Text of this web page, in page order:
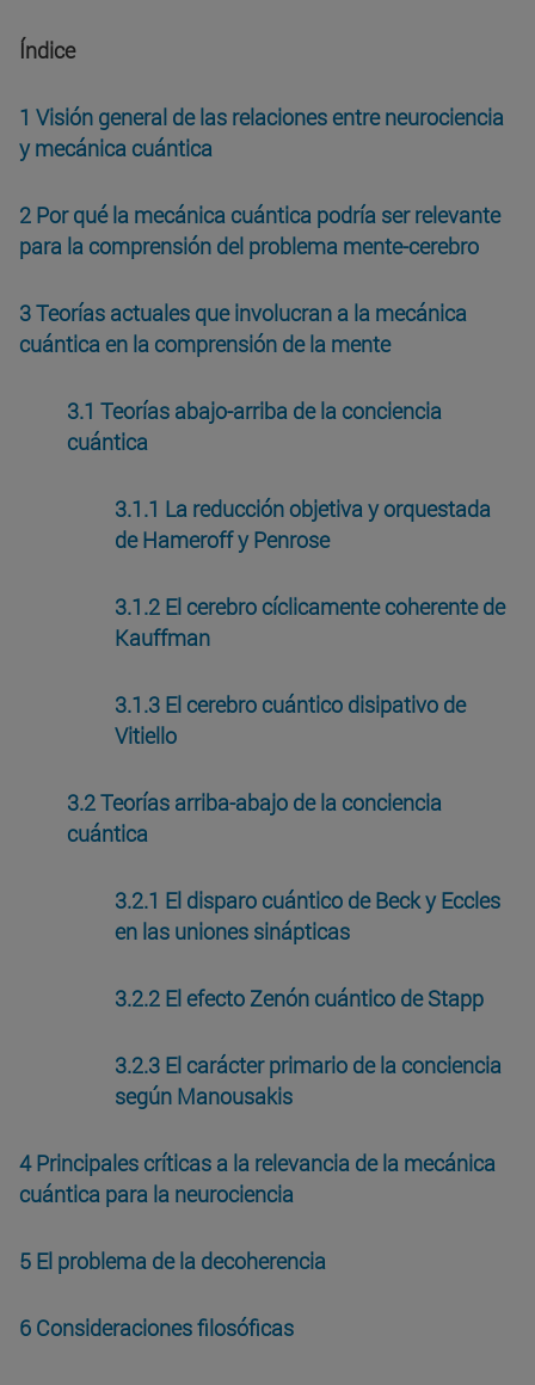
Índice
1 Visión general de las relaciones entre neurociencia
y mecánica cuántica
2 Por qué la mecánica cuántica podría ser relevante
para la comprensión del problema mente-cerebro
3 Teorías actuales que involucran a la mecánica
cuántica en la comprensión de la mente
3.1 Teorías abajo-arriba de la conciencia
cuántica
3.1.1 La reducción objetiva y orquestada
de Hameroff y Penrose
3.1.2 El cerebro cíclicamente coherente de
Kauffman
3.1.3 El cerebro cuántico disipativo de
Vitiello
3.2 Teorías arriba-abajo de la conciencia
cuántica
3.2.1 El disparo cuántico de Beck y Eccles
en las uniones sinápticas
3.2.2 El efecto Zenón cuántico de Stapp
3.2.3 El carácter primario de la conciencia
según Manousakis
4 Principales críticas a la relevancia de la mecánica
cuántica para la neurociencia
5 El problema de la decoherencia
6 Consideraciones filosóficas